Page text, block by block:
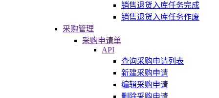
销售退货入库任务完成
销售退货入库任务作废
采购管理
采购申请单
API
查询采购申请列表
新建采购申请
编辑采购申请
删除采购申请